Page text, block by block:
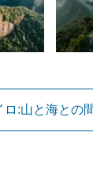
ロ:山と海と